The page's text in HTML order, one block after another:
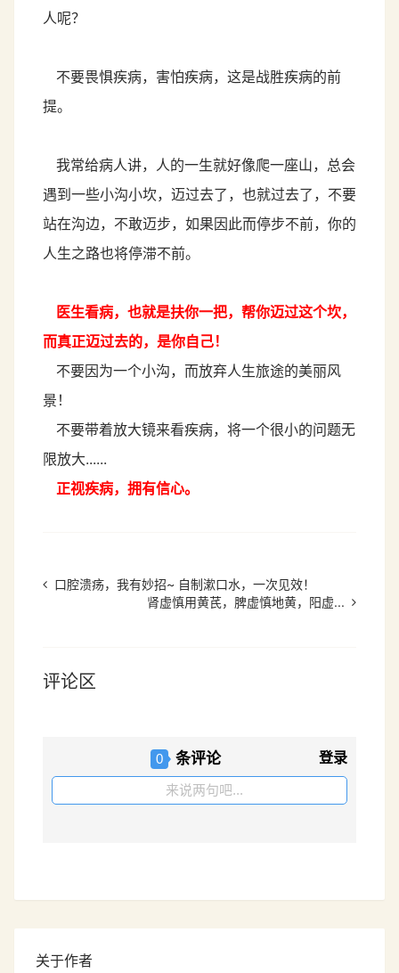
人呢？
不要畏惧疾病，害怕疾病，这是战胜疾病的前
提。
我常给病人讲，人的一生就好像爬一座山，总会
遇到一些小沟小坎，迈过去了，也就过去了，不要
站在沟边，不敢迈步，如果因此而停步不前，你的
人生之路也将停滞不前。
医生看病，也就是扶你一把，帮你迈过这个坎，
而真正迈过去的，是你自己！
不要因为一个小沟，而放弃人生旅途的美丽风
景！
不要带着放大镜来看疾病，将一个很小的问题无
限放大......
正视疾病，拥有信心。
口腔溃疡，我有妙招~ 自制漱口水，一次见效！
肾虚慎用黄芪，脾虚慎地黄，阳虚...
评论区
0 条评论 登录
来说两句吧...
关于作者